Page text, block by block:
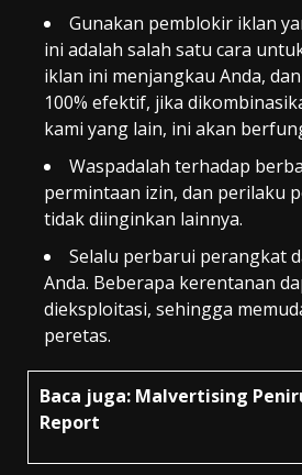
Gunakan pemblokir iklan
ini adalah salah satu cara
iklan ini menjangkau Anda,
100% efektif, jika
kami yang lain, ini akan
Waspadalah terhadap
permintaan izin, dan perilaku
tidak diinginkan lainnya.
Selalu perbarui perangkat
Anda. Beberapa kerentanan
dieksploitasi, sehingga
peretas.
Baca juga: Malvertising
Report